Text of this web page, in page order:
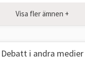
Visa fler ämnen +
Debatt i andra medier